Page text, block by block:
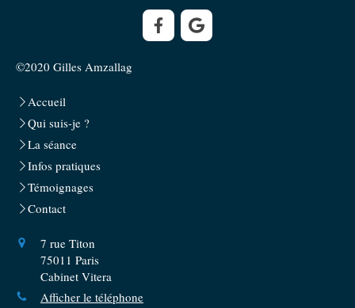
©2020 Gilles Amzallag
Accueil
Qui suis-je ?
La séance
Infos pratiques
Témoignages
Contact
7 rue Titon
75011 Paris
Cabinet Vitera
Afficher le téléphone